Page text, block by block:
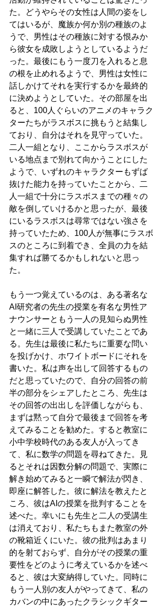
た。どうやらその女性は人間の姿をし
てはいるが、魔族か何か別の種族のよ
うで、男性はその種族に対する恨みか
ら彼女を成敗しようとしているようだ
った。最後にもう一度刀を入れると息
の根を止めれるようで、男性は女性に
話しかけてそれを実行するかを最終的
に決めようとしていた。その部屋を出
ると、100人ぐらいのアニメのキャラク
ターたちがラスボスに挑もうと結集し
ており、自分はそれを見守っていた。
二人一組となり、ここからラスボスが
いる地点まで別れて向かうことにした
ようで、いずれのキャラクターもずば
抜けた能力を持っていたことから、二
人一組で十分にラスボスまでの種々の
敵を倒していけるかと思ったが、最後
にいるラスボスは尋常ではない強さを
持っていたため、100人が無事にラスボ
スのところに到着でき、全員の力を結
集すれば勝てるかもしれないと思っ
た。
もう一つ覚えているのは、ある著名な
AI研究者の先生の授業を有名な男性ア
ナウンサーともう一人の見知らぬ男性
と一緒に三人で受講していたことであ
る。先生は最後に私たちに重要な問い
を投げかけ、ホワイトボードにそれを
書いた。私は声を出して回答するもの
だと思っていたので、自分の回答の前
半の部分をシェアしたところ、先生は
その回答の出出しを評価しながらも、
まずは黙って自分で最後まで回答を考
えてみることを勧めた。すると教室に
小中学校時代のある友人が入ってき
て、私に数学の問題を尋ねてきた。見
るとそれは因数分解の問題で、実際に
解き始めてみると一瞬で解法が閃き、
即座に解答した。彼に解法を教えたと
ころ、彼はAIの授業を批判することを
述べた。幸いにも先生と二人の受講生
は消えており、私たちもまた教室の外
の靴箱近くにいた。彼の批判はあまり
的を射ておらず、自分がその授業の重
要性をどのように考えているかを述べ
ると、彼は大変納得していた。同時に
もう一人別の友人がやってきて、私の
カバンの中にあったクラシックギター